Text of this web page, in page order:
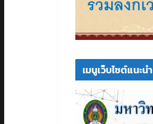
เมนูเว็บไซต์แนะนำ